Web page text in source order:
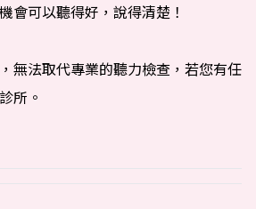
會可以聽得好，說得清楚！
無法取代專業的聽力檢查，若您有任
所。